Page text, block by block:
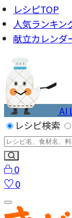
レシピTOP
人気ランキン
献立カレンダ
AI
レシピ検索
0
0